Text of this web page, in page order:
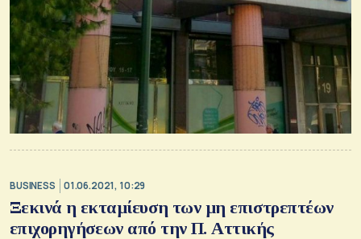
BUSINESS 01.06.2021, 10:29
Ξεκινά η εκταμίευση των μη επιστρεπτέων
επιχορηγήσεων από την Π. Αττικής